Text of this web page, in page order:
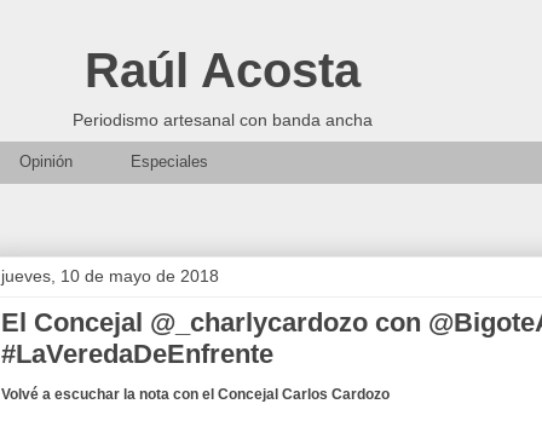
Raúl Acosta
Periodismo artesanal con banda ancha
Opinión Especiales
jueves, 10 de mayo de 2018
El Concejal @_charlycardozo con
#LaVeredaDeEnfrente
Volvé a escuchar la nota con el Concejal Carlos Cardozo